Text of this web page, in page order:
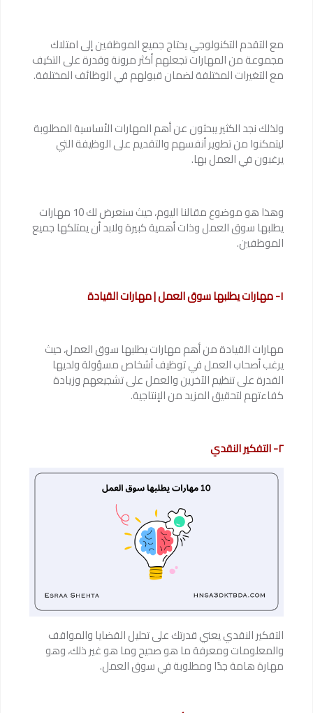
مع التقدم التكنولوجي يحتاج جميع الموظفين إلى امتلاك
مجموعة من المهارات تجعلهم أكثر مرونة وقدرة على التكيف
مع التغيرات المختلفة لضمان قبولهم في الوظائف المختلفة.
ولذلك نجد الكثير يبحثون عن أهم المهارات الأساسية المطلوبة
ليتمكنوا من تطوير أنفسهم والتقديم على الوظيفة التي
يرغبون في العمل بها.
وهذا هو موضوع مقالنا اليوم، حيث سنعرض لك 10 مهارات
يطلبها سوق العمل وذات أهمية كبيرة ولابد أن يمتلكها جميع
الموظفين.
١- مهارات يطلبها سوق العمل | مهارات القيادة
مهارات القيادة من أهم مهارات يطلبها سوق العمل، حيث
يرغب أصحاب العمل في توظيف أشخاص مسؤولة ولديها
القدرة على تنظيم الآخرين والعمل على تشجيعهم وزيادة
كفاءتهم لتحقيق المزيد من الإنتاجية.
٢- التفكير النقدي
التفكير النقدي يعني قدرتك على تحليل القضايا والمواقف
والمعلومات ومعرفة ما هو صحيح وما هو غير ذلك، وهو
مهارة هامة جدًا ومطلوبة في سوق العمل.